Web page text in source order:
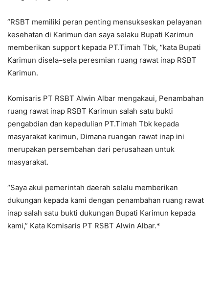
“RSBT memiliki peran penting mensukseskan pelayanan
kesehatan di Karimun dan saya selaku Bupati Karimun
memberikan support kepada PT.Timah Tbk, “kata Bupati
Karimun disela–sela peresmian ruang rawat inap RSBT
Karimun.
Komisaris PT RSBT Alwin Albar mengakaui, Penambahan
ruang rawat inap RSBT Karimun salah satu bukti
pengabdian dan kepedulian PT.Timah Tbk kepada
masyarakat karimun, Dimana ruangan rawat inap ini
merupakan persembahan dari perusahaan untuk
masyarakat.
“Saya akui pemerintah daerah selalu memberikan
dukungan kepada kami dengan penambahan ruang rawat
inap salah satu bukti dukungan Bupati Karimun kepada
kami,” Kata Komisaris PT RSBT Alwin Albar.*